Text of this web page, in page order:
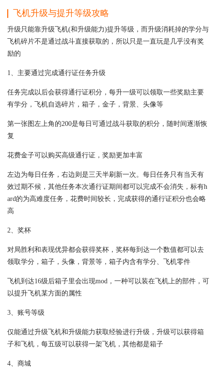
飞机升级与提升等级攻略
升级只能靠升级飞机(和升级能力)提升等级，而升级消耗掉的学分与
飞机碎片不是通过战斗直接获取的，所以只是一直玩是几乎没有奖
励的
1、主要通过完成通行证任务升级
任务完成以后会获得通行证积分，每升一级可以领取一些奖励主要
有学分，飞机自选碎片，箱子，金子，背景、头像等
第一张图左上角的200是每日可通过战斗获取的积分，随时间逐渐恢
复
花费金子可以购买高级通行证，奖励更加丰富
左边为每日任务，右边则是三天半刷新一次。每日任务只有当天有
效过期不候，其他任务本次通行证期间都可以完成不会消失，标有h
ard的为高难度任务，花费时间较长，完成获得的通行证积分也会略
高
2、奖杯
对局胜利和表现优异都会获得奖杯，奖杯每到达一个数值都可以去
领取学分，箱子，头像，背景等，箱子内含有学分、飞机零件
飞机到达16级后箱子里会出现mod，一种可以装在飞机上的部件，可
以提升飞机某方面的属性
3、账号等级
仅能通过升级飞机和升级能力获取经验进行升级，升级可以获得箱
子和飞机，每五级可以获得一架飞机，其他都是箱子
4、商城